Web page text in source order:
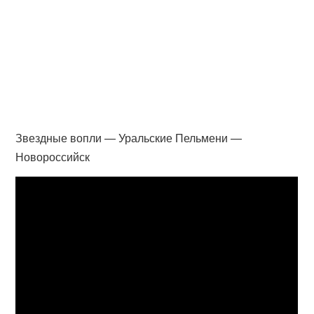
Звездные вопли — Уральские Пельмени —
Новороссийск